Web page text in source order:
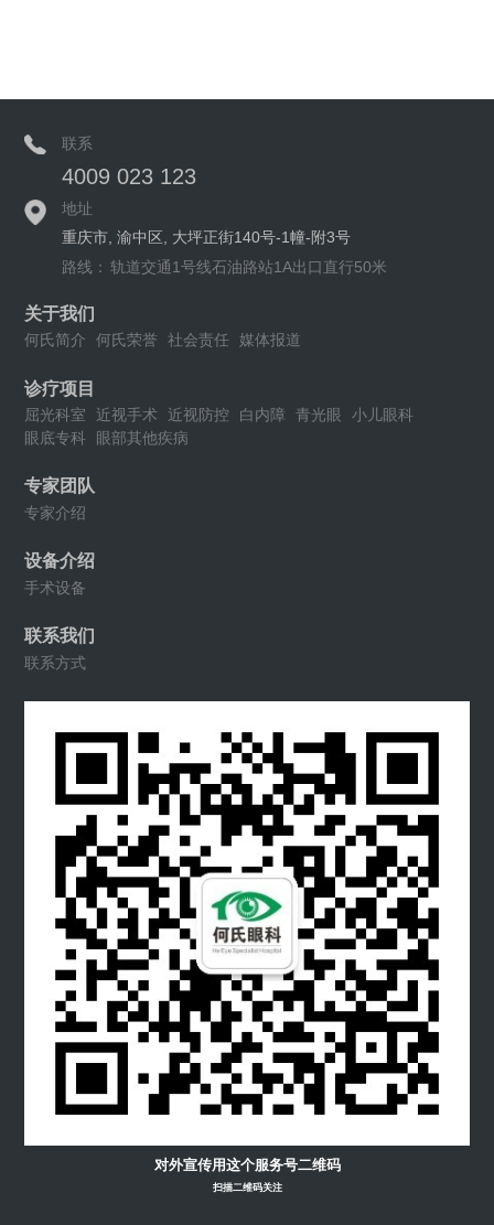
联系
4009 023 123
地址
重庆市, 渝中区, 大坪正街140号-1幢-附3号
路线： 轨道交通1号线石油路站1A出口直行50米
关于我们
何氏简介 何氏荣誉 社会责任 媒体报道
诊疗项目
屈光科室 近视手术 近视防控 白内障 青光眼
小儿眼科
眼底专科
眼部其他疾病
专家团队
专家介绍
设备介绍
手术设备
联系我们
联系方式
对外宣传用这个服务号二维码
扫描二维码关注